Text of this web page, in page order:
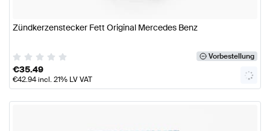
Zündkerzenstecker Fett Original Mercedes Benz
Vorbestellung
€35.49
€42.94incl. 21% LV VAT